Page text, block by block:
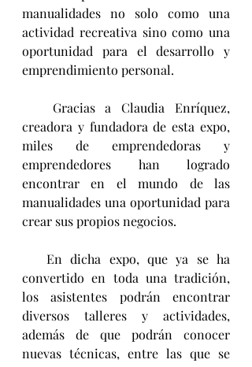
manualidades no solo como una
actividad recreativa sino como una
oportunidad para el desarrollo y
emprendimiento personal.
creadora y fundadora de esta expo,
miles de emprendedoras y
emprendedores han logrado
encontrar en el mundo de las
manualidades una oportunidad para
crear sus propios negocios.
convertido en toda una tradición,
los asistentes podrán encontrar
diversos talleres y actividades,
además de que podrán conocer
nuevas técnicas, entre las que se